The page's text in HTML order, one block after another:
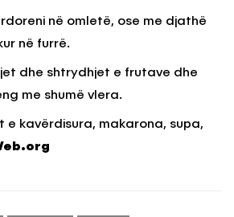
në omletë, ose me djathë
në furrë.
dhe shtrydhjet e frutave dhe
me shumë vlera.
e kavërdisura, makarona, supa,